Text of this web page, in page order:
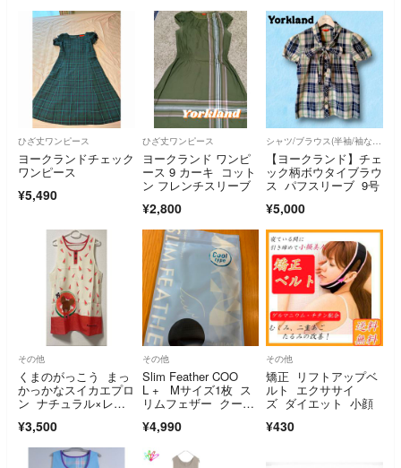
ひざ丈ワンピース
ヨークランドチェック
ワンピース
¥5,490
ひざ丈ワンピース
ヨークランド ワンピ
ース 9 カーキ コット
ン フレンチスリーブ
¥2,800
シャツ/ブラウス(半袖/袖なし)
【ヨークランド】チェ
ック柄ボウタイブラウ
ス パフスリーブ 9号
¥5,000
その他
くまのがっこう まっ
かっかなスイカエプロ
ン ナチュラル×レッ
¥3,500
その他
Slim Feather COO
L + Mサイズ1枚 ス
リムフェザー クー
¥4,990
その他
矯正 リフトアップベ
ルト エクササイ
ズ ダイエット 小顔
¥430